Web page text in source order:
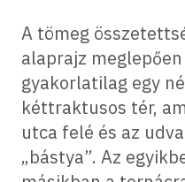
A tömeg
alaprajz
gyakorlatilag egy
kéttraktusos tér,
utca felé és az
„bástya”. Az